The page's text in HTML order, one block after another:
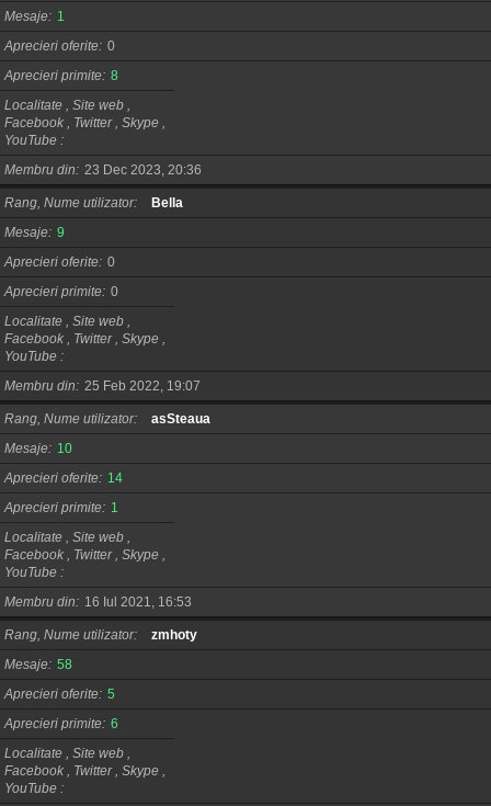
Mesaje
1
Aprecieri oferite 0
Aprecieri primite 8
Localitate , Site web ,
Facebook , Twitter , Skype ,
YouTube
Membru din
23 Dec 2023, 20:36
Rang, Nume utilizator
Bella
Mesaje 9
Aprecieri oferite 0
Aprecieri primite 0
Localitate , Site web ,
Facebook , Twitter , Skype ,
YouTube
Membru din
25 Feb 2022, 19:07
Rang, Nume utilizator
asSteaua
Mesaje
10
Aprecieri oferite
14
Aprecieri primite
1
Localitate , Site web ,
Facebook , Twitter , Skype ,
YouTube
Membru din
16 Iul 2021, 16:53
Rang, Nume utilizator
zmhoty
Mesaje 58
Aprecieri oferite 5
Aprecieri primite 6
Localitate , Site web ,
Facebook , Twitter , Skype ,
YouTube